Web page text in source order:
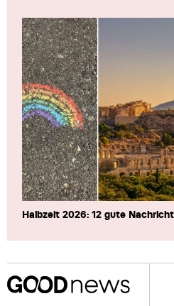
Halbzeit 2026: 12 gute